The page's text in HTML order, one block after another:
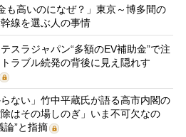
も高いのになぜ？」東京～博多間の
線を選ぶ人の事情
スラジャパン“多額のEV補助金”で注
ラブル続発の背後に見え隠れす
ない」竹中平蔵氏が語る高市内閣の
はその場しのぎ」いま不可欠なの
論”と指摘